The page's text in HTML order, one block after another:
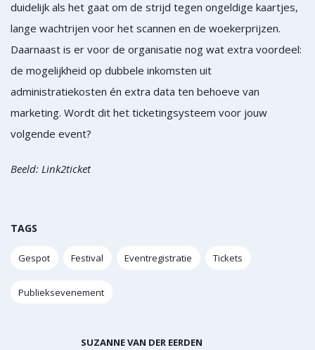
duidelijk als het gaat om de strijd tegen ongeldige kaartjes,
lange wachtrijen voor het scannen en de woekerprijzen.
Daarnaast is er voor de organisatie nog wat extra voordeel:
de mogelijkheid op dubbele inkomsten uit
administratiekosten én extra data ten behoeve van
marketing. Wordt dit het ticketingsysteem voor jouw
volgende event?
Beeld: Link2ticket
TAGS
Gespot Festival Eventregistratie Tickets
Publieksevenement
SUZANNE VAN DER EERDEN